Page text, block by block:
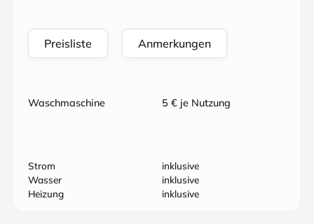
Preisliste Anmerkungen
Waschmaschine 5 € je Nutzung
Strom
inklusive
Wasser
inklusive
Heizung
inklusive